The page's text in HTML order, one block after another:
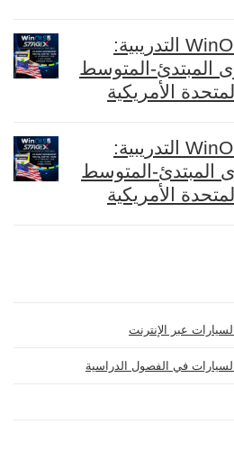
دورة WinOLS & Stage X التدريبية:
المبتدئ-المتوسط
الأمريكية
دورة WinOLS & Stage X التدريبية:
المبتدئ-المتوسط
الأمريكية
عبر الإنترنت
السيارات في الفصول الدراسية